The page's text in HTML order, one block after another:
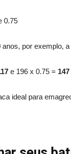
0.75
por exemplo,
e 196 x 0.75 = 147
ideal para